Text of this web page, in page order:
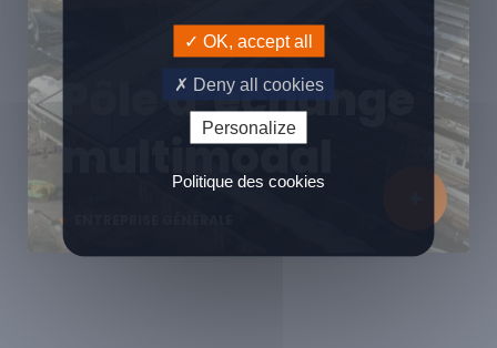
Pôle d’échange
multimodal
OK, accept all
Deny all cookies
Personalize
Politique des cookies